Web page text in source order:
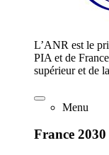
L’ANR est le
PIA et de
supérieur et de
Menu
France 2030